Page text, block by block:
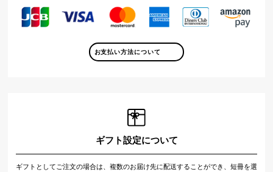
お支払い方法について
ギフト設定について
ギフトとしてご注文の場合は、複数のお届け先に配送することができ、短冊を選